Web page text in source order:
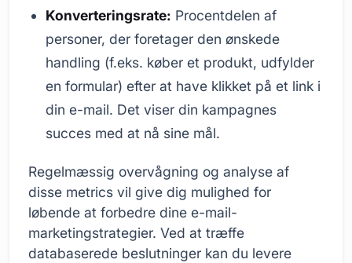
Konverteringsrate: Procentdelen af
personer, der foretager den ønskede
handling (f.eks. køber et produkt, udfylder
en formular) efter at have klikket på et link i
din e-mail. Det viser din kampagnes
succes med at nå sine mål.
Regelmæssig overvågning og analyse af
disse metrics vil give dig mulighed for
løbende at forbedre dine e-mail-
marketingstrategier. Ved at træffe
databaserede beslutninger kan du levere